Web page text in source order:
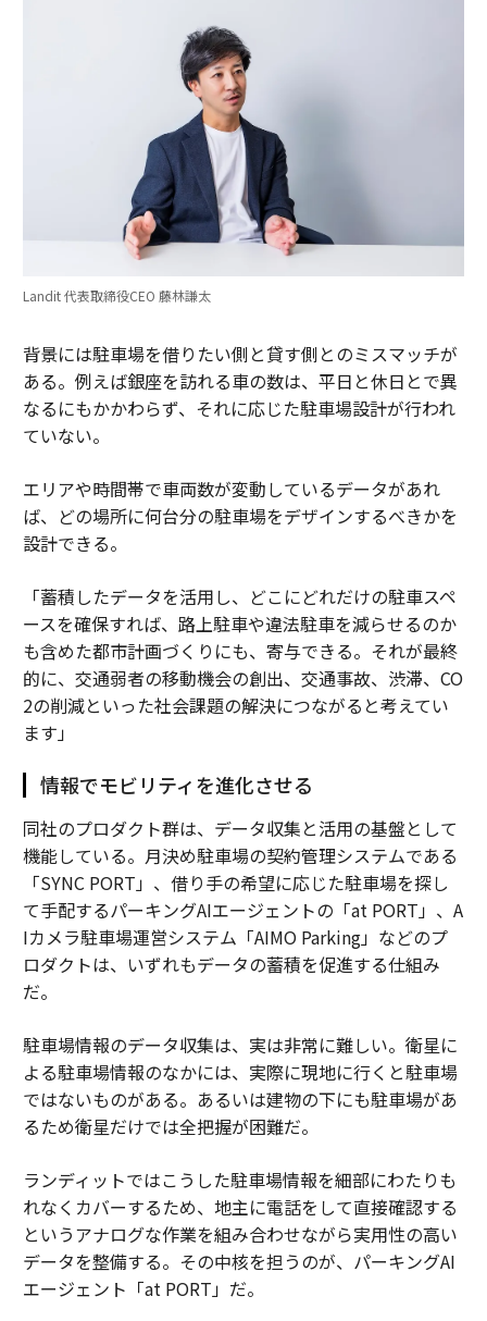
Landit 代表取締役CEO 藤林謙太
背景には駐車場を借りたい側と貸す側とのミスマッチが
ある。例えば銀座を訪れる車の数は、平日と休日とで異
なるにもかかわらず、それに応じた駐車場設計が行われ
ていない。
エリアや時間帯で車両数が変動しているデータがあれ
ば、どの場所に何台分の駐車場をデザインするべきかを
設計できる。
「蓄積したデータを活用し、どこにどれだけの駐車スペ
ースを確保すれば、路上駐車や違法駐車を減らせるのか
も含めた都市計画づくりにも、寄与できる。それが最終
的に、交通弱者の移動機会の創出、交通事故、渋滞、CO
2の削減といった社会課題の解決につながると考えてい
ます」
情報でモビリティを進化させる
同社のプロダクト群は、データ収集と活用の基盤として
機能している。月決め駐車場の契約管理システムである
「SYNC PORT」、借り手の希望に応じた駐車場を探し
て手配するパーキングAIエージェントの「at PORT」、A
Iカメラ駐車場運営システム「AIMO Parking」などのプ
ロダクトは、いずれもデータの蓄積を促進する仕組み
だ。
駐車場情報のデータ収集は、実は非常に難しい。衛星に
よる駐車場情報のなかには、実際に現地に行くと駐車場
ではないものがある。あるいは建物の下にも駐車場があ
るため衛星だけでは全把握が困難だ。
ランディットではこうした駐車場情報を細部にわたりも
れなくカバーするため、地主に電話をして直接確認する
というアナログな作業を組み合わせながら実用性の高い
データを整備する。その中核を担うのが、パーキングAI
エージェント「at PORT」だ。